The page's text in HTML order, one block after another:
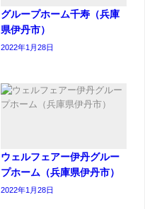
グループホーム千寿（兵庫
県伊丹市）
2022年1月28日
ウェルフェアー伊丹グルー
プホーム（兵庫県伊丹市）
2022年1月28日